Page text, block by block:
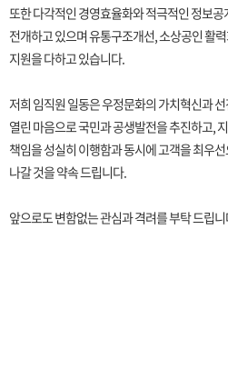
또한 다각적인 경영효율화와 적극적인 정보
전개하고 있으며 유통구조개선, 소상공인 활
지원을 다하고 있습니다.
저희 임직원 일동은 우정문화의 가치혁신과
열린 마음으로 국민과 공생발전을 추진하고,
책임을 성실히 이행함과 동시에 고객을 최우
나갈 것을 약속 드립니다.
앞으로도 변함없는 관심과 격려를 부탁 드립
한국우편사업진흥원장 송관호